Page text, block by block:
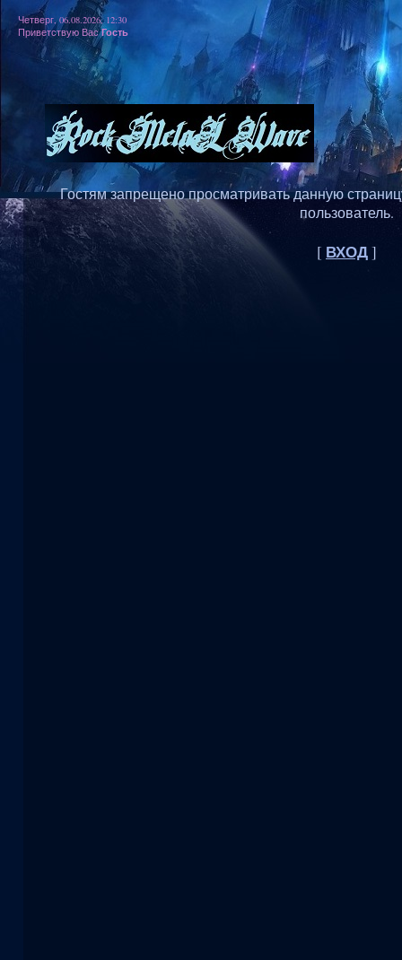
Четверг, 06.08.2026, 12:30
Приветствую Вас Гость
Гостям запрещено просматривать данную
пользователь.
[ ВХОД]